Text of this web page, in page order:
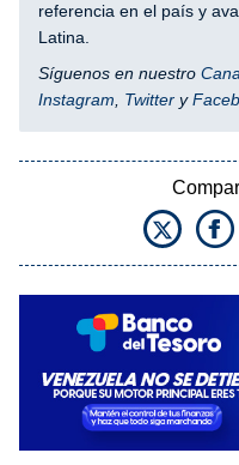
referencia en el país y
Latina.
Síguenos en nuestro
Instagram, Twitter y